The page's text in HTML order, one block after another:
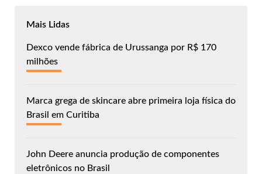
Mais Lidas
Dexco vende fábrica de Urussanga por R$ 170
milhões
Marca grega de skincare abre primeira loja física do
Brasil em Curitiba
John Deere anuncia produção de componentes
eletrônicos no Brasil